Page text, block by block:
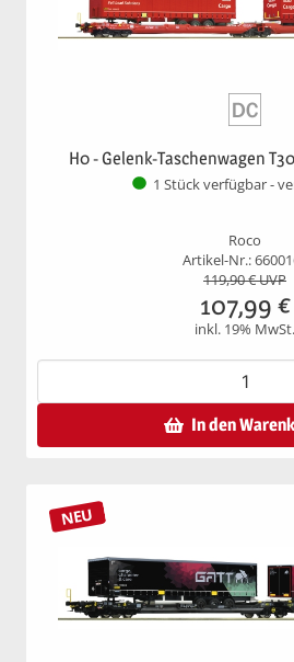
H0 - Gelenk-Taschenwagen
1 Stück verfügbar -
Roco
Artikel-Nr.:
119,90€ UVP
107,99 €
inkl. 19% MwSt.
In den
NEU